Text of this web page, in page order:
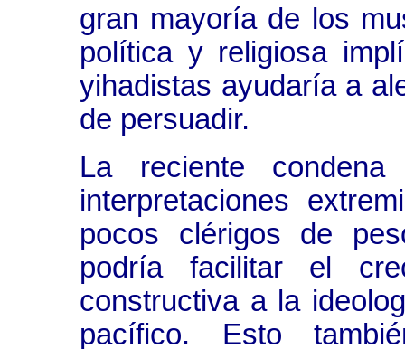
gran mayoría de los
política y religiosa
yihadistas ayudaría a
de persuadir.
La reciente
interpretaciones
pocos clérigos de
podría facilitar el
constructiva a la
pacífico. Esto